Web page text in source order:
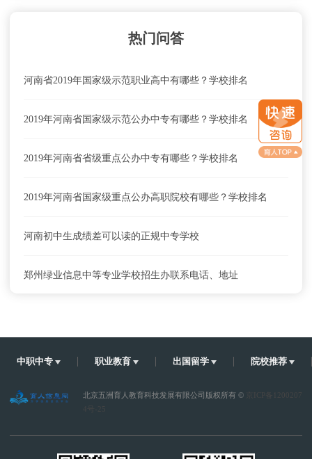
热门问答
河南省2019年国家级示范职业高中有哪些？学校排名
2019年河南省国家级示范公办中专有哪些？学校排名
2019年河南省省级重点公办中专有哪些？学校排名
2019年河南省国家级重点公办高职院校有哪些？学校排名
河南初中生成绩差可以读的正规中专学校
郑州绿业信息中等专业学校招生办联系电话、地址
郑州绿业信息中等专业学校怎么去？乘车路线
中职中专 职业教育 出国留学 院校推荐
北京五洲育人教育科技发展有限公司版权所有 ©
京ICP备1200207
4号-25